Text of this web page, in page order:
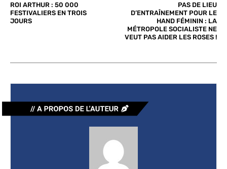
ROI ARTHUR : 50 000
FESTIVALIERS EN TROIS
JOURS
PAS DE LIEU
D’ENTRAÎNEMENT POUR LE
HAND FÉMININ : LA
MÉTROPOLE SOCIALISTE NE
VEUT PAS AIDER LES ROSES !